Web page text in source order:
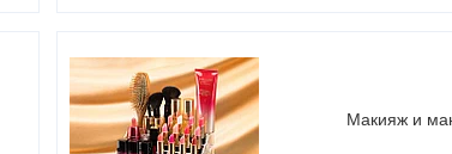
Макияж и